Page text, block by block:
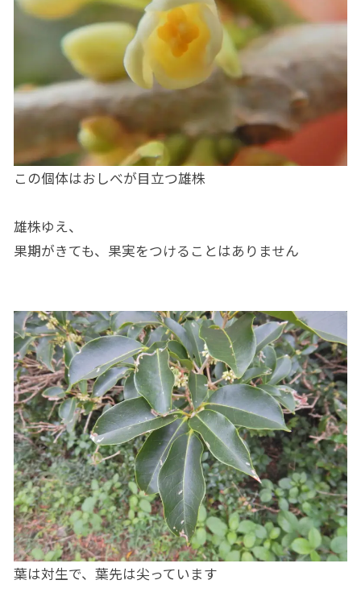
この個体はおしべが目立つ雄株
雄株ゆえ、
果期がきても、果実をつけることはありません
葉は対生で、葉先は尖っています